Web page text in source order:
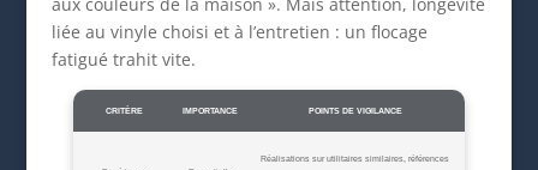
liée au vinyle choisi et à l’entretien : un flocage
fatigué trahit vite.
CRITÈRE IMPORTANCE POINTS DE VIGILANCE
Réalisations sur utilitaires similaires, références